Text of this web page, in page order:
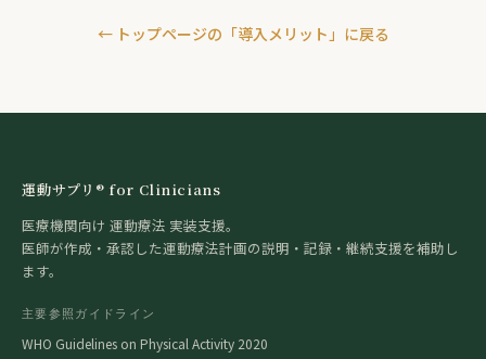
← トップページの「導入メリット」に戻る
運動サプリ® for Clinicians
医療機関向け 運動療法 実装支援。
医師が作成・承認した運動療法計画の説明・記録・継続支援を補助し
ます。
主要参照ガイドライン
WHO Guidelines on Physical Activity 2020